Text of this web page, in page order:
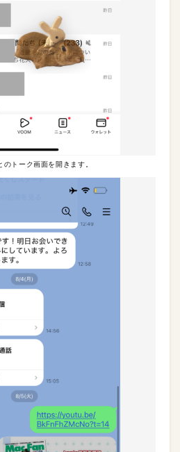
トーク画面を開きます。